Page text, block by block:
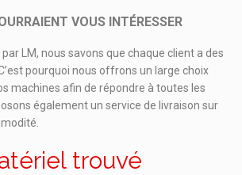
VOUS INTÉRESSER
LM, nous savons que chaque client a des
pourquoi nous offrons un large choix
machines afin de répondre à toutes les
également un service de livraison sur
trouvé